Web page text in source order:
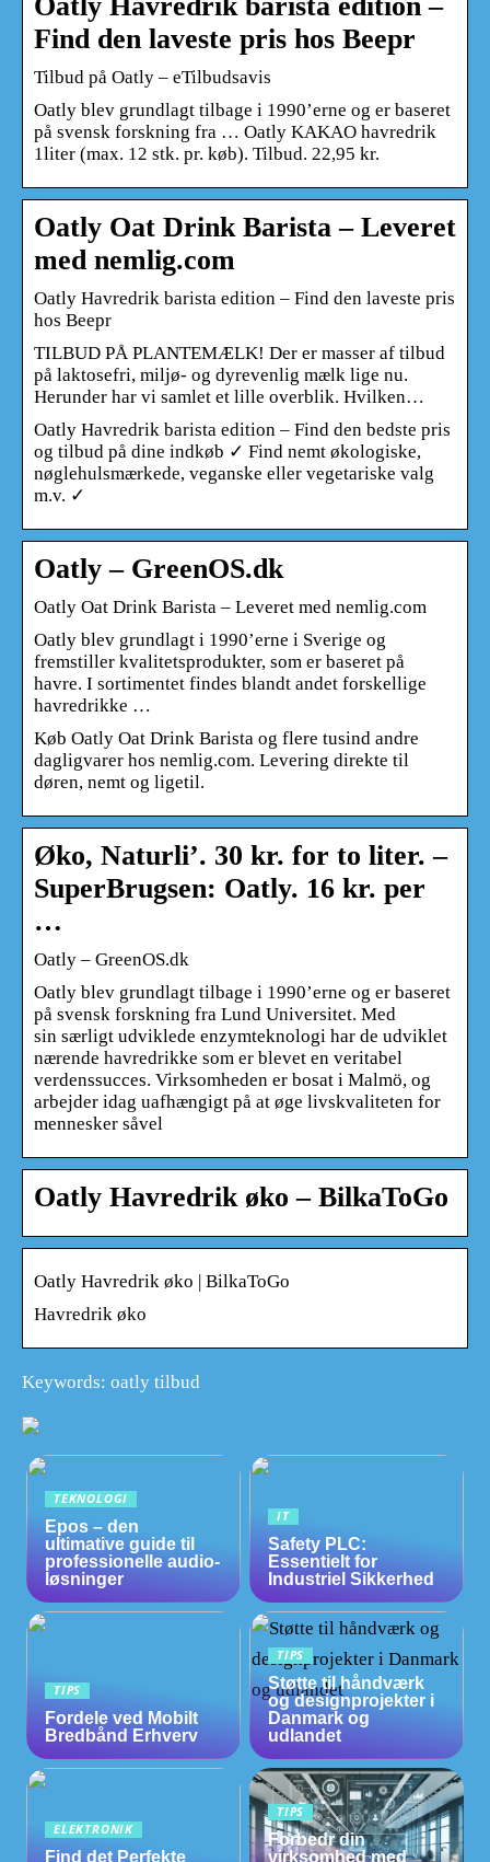
Find den laveste pris hos Beepr
Tilbud på Oatly – eTilbudsavis
Oatly blev grundlagt tilbage i 1990’erne og er baseret
på svensk forskning fra … Oatly KAKAO havredrik
1liter (max. 12 stk. pr. køb). Tilbud. 22,95 kr.
Oatly Oat Drink Barista – Leveret
med nemlig.com
Oatly Havredrik barista edition – Find den laveste pris
hos Beepr
TILBUD PÅ PLANTEMÆLK! Der er masser af tilbud
på laktosefri, miljø- og dyrevenlig mælk lige nu.
Herunder har vi samlet et lille overblik. Hvilken…
Oatly Havredrik barista edition – Find den bedste pris
og tilbud på dine indkøb ✓ Find nemt økologiske,
nøglehulsmærkede, veganske eller vegetariske valg
m.v. ✓
Oatly – GreenOS.dk
Oatly Oat Drink Barista – Leveret med nemlig.com
Oatly blev grundlagt i 1990’erne i Sverige og
fremstiller kvalitetsprodukter, som er baseret på
havre. I sortimentet findes blandt andet forskellige
havredrikke …
Køb Oatly Oat Drink Barista og flere tusind andre
dagligvarer hos nemlig.com. Levering direkte til
døren, nemt og ligetil.
Øko, Naturli’. 30 kr. for to liter. –
SuperBrugsen: Oatly. 16 kr. per
…
Oatly – GreenOS.dk
Oatly blev grundlagt tilbage i 1990’erne og er baseret
på svensk forskning fra Lund Universitet. Med
sin særligt udviklede enzymteknologi har de udviklet
nærende havredrikke som er blevet en veritabel
verdenssucces. Virksomheden er bosat i Malmö, og
arbejder idag uafhængigt på at øge livskvaliteten for
mennesker såvel
Oatly Havredrik øko – BilkaToGo
Oatly Havredrik øko | BilkaToGo
Havredrik øko
Keywords: oatly tilbud
TEKNOLOGI
Epos – den
ultimative guide til
professionelle audio-
løsninger
IT
Safety PLC:
Essentielt for
Industriel Sikkerhed
TIPS
Fordele ved Mobilt
Bredbånd Erhverv
TIPS
Støtte til håndværk
og designprojekter i
Danmark og
udlandet
ELEKTRONIK
Find det Perfekte
TIPS
Forbedr din
virksomhed med